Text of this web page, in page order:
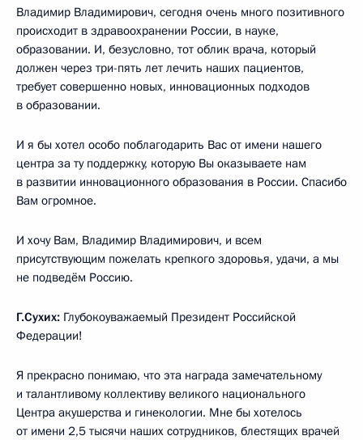
Владимир Владимирович, сегодня очень много позитивного
происходит в здравоохранении России, в науке,
образовании. И, безусловно, тот облик врача, который
должен через три-пять лет лечить наших пациентов,
требует совершенно новых, инновационных подходов
в образовании.
И я бы хотел особо поблагодарить Вас от имени нашего
центра за ту поддержку, которую Вы оказываете нам
в развитии инновационного образования в России. Спасибо
Вам огромное.
И хочу Вам, Владимир Владимирович, и всем
присутствующим пожелать крепкого здоровья, удачи, а мы
не подведём Россию.
Г.Сухих: Глубокоуважаемый Президент Российской
Федерации!
Я прекрасно понимаю, что эта награда замечательному
и талантливому коллективу великого национального
Центра акушерства и гинекологии. Мне бы хотелось
от имени 2,5 тысячи наших сотрудников, блестящих врачей